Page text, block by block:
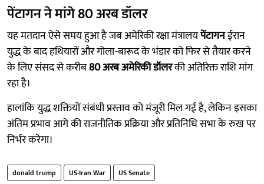
पेंटागन ने मांगे 80 अरब डॉलर
यह मतदान ऐसे समय हुआ है जब अमेरिकी रक्षा मंत्रालयपेंटागनईरान
युद्ध के बाद हथियारों और गोला-बारूद के भंडार को फिर से तैयार करने
के लिए संसद से करीब80 अरब अमेरिकी डॉलरकी अतिरिक्त राशि मांग
रहा है।
हालांकि युद्ध शक्तियों संबंधी प्रस्ताव को मंजूरी मिल गई है, लेकिन इसका
अंतिम प्रभाव आगे की राजनीतिक प्रक्रिया और प्रतिनिधि सभा के रुख पर
निर्भर करेगा।
donald trump US-Iran War US Senate